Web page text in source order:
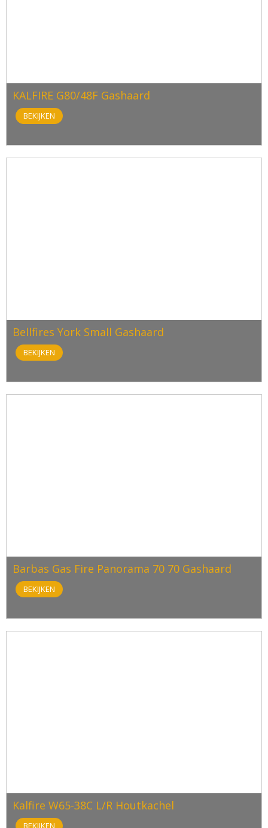
KALFIRE G80/48F Gashaard
BEKIJKEN
Bellfires York Small Gashaard
BEKIJKEN
Barbas Gas Fire Panorama 70 70 Gashaard
BEKIJKEN
Kalfire W65-38C L/R Houtkachel
BEKIJKEN